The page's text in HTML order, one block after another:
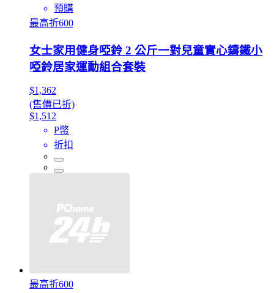
預購
最高折600
女士家用健身啞鈴 2 公斤一對兒童實心鑄鐵小
啞鈴居家運動組合套裝
$1,362
(售價已折)
$1,512
P幣
折扣
最高折600